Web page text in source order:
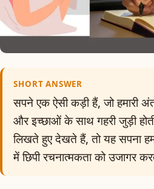
SHORT ANSWER
सपने एक ऐसी कड़ी हैं, जो हमारी
और इच्छाओं के साथ गहरी जुड़ी
लिखते हुए देखते हैं, तो यह सपना
में छिपी रचनात्मकता को उजागर